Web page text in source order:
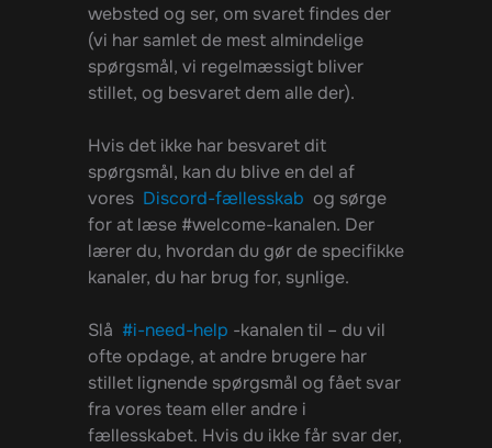
websted og ser, om svaret findes der
(vi har samlet de mest almindelige
spørgsmål, vi regelmæssigt bliver
stillet, og besvaret dem alle der).
Hvis det ikke har besvaret dit
spørgsmål, kan du blive en del af
vores Discord-fællesskab og sørge
for at læse #welcome-kanalen. Der
lærer du, hvordan du gør de specifikke
kanaler, du har brug for, synlige.
Slå #i-need-help -kanalen til – du vil
ofte opdage, at andre brugere har
stillet lignende spørgsmål og fået svar
fra vores team eller andre i
fællesskabet. Hvis du ikke får svar der,